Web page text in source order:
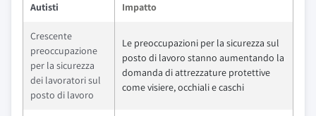
Autisti Impatto
Crescente
preoccupazione
per la sicurezza
dei lavoratori sul
posto di lavoro
Le preoccupazioni per la sicurezza sul
posto di lavoro stanno aumentando la
domanda di attrezzature protettive
come visiere, occhiali e caschi